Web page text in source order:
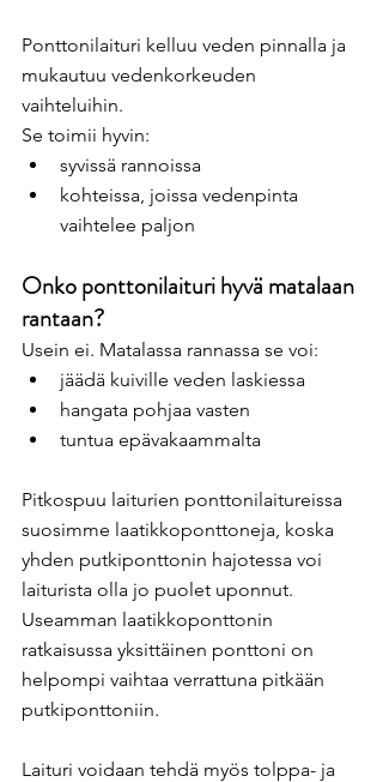
Ponttonilaituri kelluu veden pinnalla ja
mukautuu vedenkorkeuden
vaihteluihin.
Se toimii hyvin:
syvissä rannoissa
kohteissa, joissa vedenpinta
vaihtelee paljon
Onko ponttonilaituri hyvä matalaan
rantaan?
Usein ei. Matalassa rannassa se voi:
jäädä kuiville veden laskiessa
hangata pohjaa vasten
tuntua epävakaammalta
Pitkospuu laiturien ponttonilaitureissa
suosimme laatikkoponttoneja, koska
yhden putkiponttonin hajotessa voi
laiturista olla jo puolet uponnut.
Useamman laatikkoponttonin
ratkaisussa yksittäinen ponttoni on
helpompi vaihtaa verrattuna pitkään
putkiponttoniin.
Laituri voidaan tehdä myös tolppa- ja